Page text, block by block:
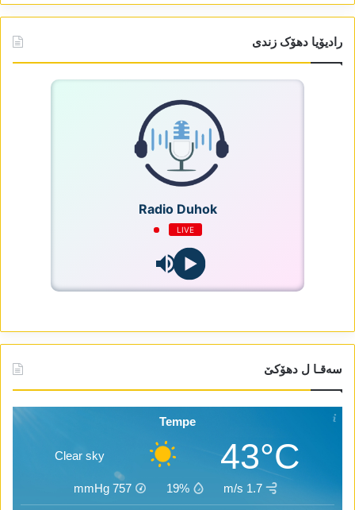
رادیۆیا دھۆک زندی
Radio Duhok
LIVE
سەقـا ل دھۆکێ
Tempe
43°C
Clear sky
1.7 m/s
19%
757
mmHg